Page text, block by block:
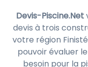
Devis-Piscine.Net
devis à trois
votre région
pouvoir évaluer
besoin pour la